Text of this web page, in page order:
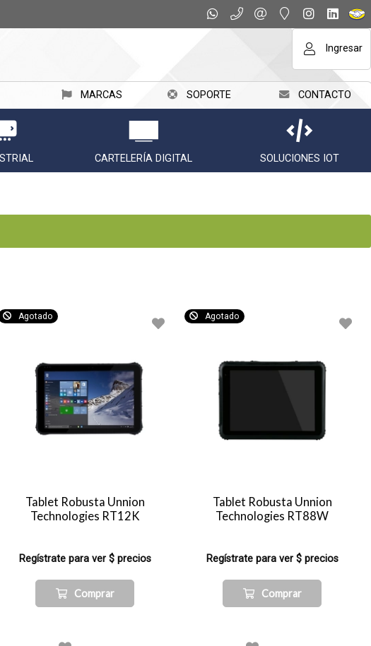
Ingresar
MARCAS SOPORTE CONTACTO
CARTELERÍA DIGITAL SOLUCIONES IOT
Agotado
Tablet Robusta Unnion
Technologies RT12K
Regístrate para ver $ precios
Comprar
Agotado
Tablet Robusta Unnion
Technologies RT88W
Regístrate para ver $ precios
Comprar